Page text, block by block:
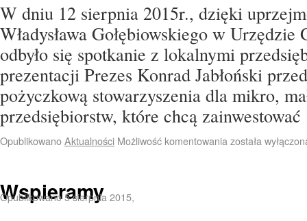
W dniu 12 sierpnia 2015r., dzięki
Władysława Gołębiowskiego w
odbyło się spotkanie z lokalnymi
prezentacji Prezes Konrad Jabłoński
pożyczkową stowarzyszenia dla mikro,
przedsiębiorstw, które chcą
OpublikowanoAktualności Możliwość komentowania została
Wspieramy
Opublikowano5 sierpnia 2015,